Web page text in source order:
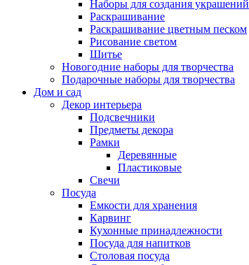
Наборы для создания украшений
Раскрашивание
Раскрашивание цветным песком
Рисование светом
Шитье
Новогодние наборы для творчества
Подарочные наборы для творчества
Дом и сад
Декор интерьера
Подсвечники
Предметы декора
Рамки
Деревянные
Пластиковые
Свечи
Посуда
Емкости для хранения
Карвинг
Кухонные принадлежности
Посуда для напитков
Столовая посуда